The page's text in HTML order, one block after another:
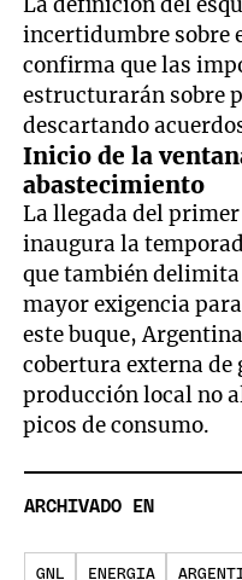
incertidumbre sobre
confirma que las
estructurarán sobre
descartando
Inicio de la
abastecimiento
La llegada del
inaugura la
que también
mayor exigencia
este buque,
cobertura externa de
producción local no
picos de consumo.
ARCHIVADO EN
GNL ENERGIA